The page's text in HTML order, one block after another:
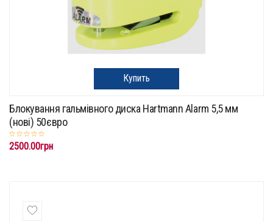
Купить
Блокування гальмівного диска Hartmann Alarm 5,5 мм
(нові) 50євро
2500.00грн